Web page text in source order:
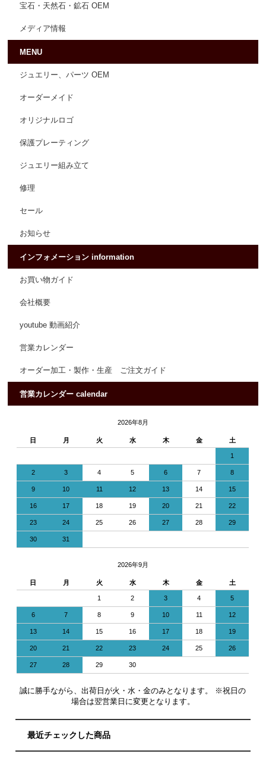
宝石・天然石・鉱石 OEM
メディア情報
MENU
ジュエリー、パーツ OEM
オーダーメイド
オリジナルロゴ
保護プレーティング
ジュエリー組み立て
修理
セール
お知らせ
インフォメーション information
お買い物ガイド
会社概要
youtube 動画紹介
営業カレンダー
オーダー加工・製作・生産 ご注文ガイド
営業カレンダー calendar
2026年8月
日 月 火 水 木 金 土
1
2 3 4 5 6 7 8
9 10 11 12 13 14 15
16 17 18 19 20 21 22
23 24 25 26 27 28 29
30 31
2026年9月
日 月 火 水 木 金 土
1 2 3 4 5
6 7 8 9 10 11 12
13 14 15 16 17 18 19
20 21 22 23 24 25 26
27 28 29 30
誠に勝手ながら、出荷日が火・水・金のみとなります。 ※祝日の
場合は翌営業日に変更となります。
最近チェックした商品